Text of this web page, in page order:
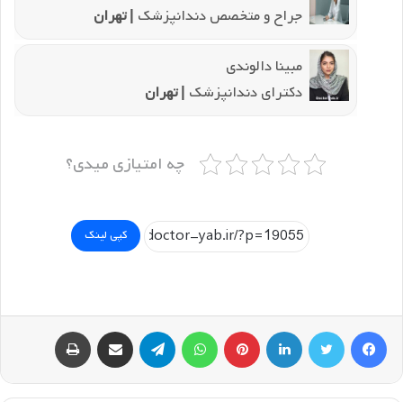
جراح و متخصص دندانپزشک | تهران
مبینا دالوندی
دکترای دندانپزشک | تهران
چه امتیازی میدی؟
کپی لینک
فیسبوک توییتر لینکداین پینتریست تلگرام اشتراک گذاری با ایمیل